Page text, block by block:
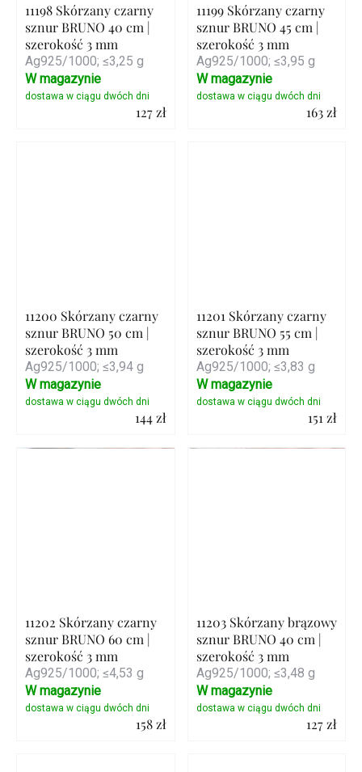
11198 Skórzany czarny
sznur BRUNO 40 cm |
szerokość 3 mm
Ag925/1000; ≤3,25 g
127 zł
W magazynie
11199 Skórzany czarny
sznur BRUNO 45 cm |
szerokość 3 mm
Ag925/1000; ≤3,95 g
163 zł
W magazynie
11200 Skórzany czarny
sznur BRUNO 50 cm |
szerokość 3 mm
Ag925/1000; ≤3,94 g
144 zł
Szczegóły
W magazynie
11201 Skórzany czarny
sznur BRUNO 55 cm |
szerokość 3 mm
Ag925/1000; ≤3,83 g
151 zł
Szczegóły
W magazynie
11202 Skórzany czarny
sznur BRUNO 60 cm |
szerokość 3 mm
Ag925/1000; ≤4,53 g
158 zł
W magazynie
11203 Skórzany brązowy
sznur BRUNO 40 cm |
szerokość 3 mm
Ag925/1000; ≤3,48 g
127 zł
W magazynie